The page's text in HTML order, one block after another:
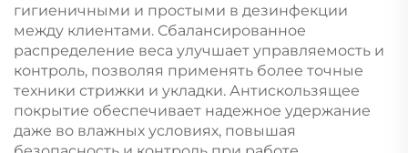
гигиеничными и простыми в дезинфекции
между клиентами. Сбалансированное
распределение веса улучшает управляемость и
контроль, позволяя применять более точные
техники стрижки и укладки. Антискользящее
покрытие обеспечивает надежное удержание
даже во влажных условиях, повышая